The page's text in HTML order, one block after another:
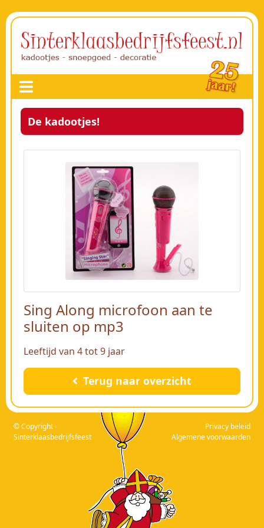
De kadootjes!
Sing Along microfoon aan te
sluiten op mp3
Leeftijd van 4 tot 9 jaar
Terug naar overzicht
© Copyright -
Sinterklaasbedrijfsfeest
Privacy beleid
Algemene voorwaarden